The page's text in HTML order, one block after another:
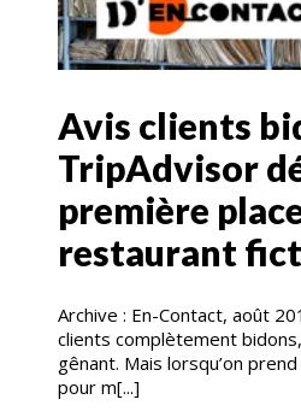
Avis clients
TripAdvisor
première
restaurant
Archive : En-Contact, août
clients complètement
gênant. Mais lorsqu’on
pour m[...]